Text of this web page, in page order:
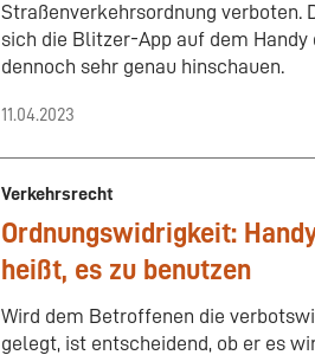
Straßenverkehrsordnung verboten.
sich die Blitzer-App auf dem
dennoch sehr genau hinschauen.
11.04.2023
Verkehrsrecht
Ordnungswidrigkeit:
heißt, es zu benutzen
Wird dem Betroffenen die
gelegt, ist entscheidend, ob er es